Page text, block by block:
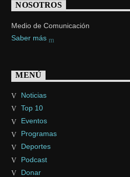
NOSOTROS
Medio de Comunicación
Saber más
MENÚ
Noticias
Top 10
Eventos
Programas
Deportes
Podcast
Donar